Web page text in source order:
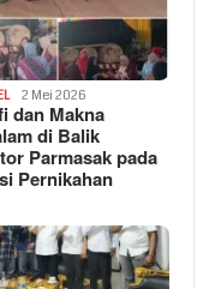
2 Mei 2026
dan Makna
di Balik
Parmasak pada
Pernikahan